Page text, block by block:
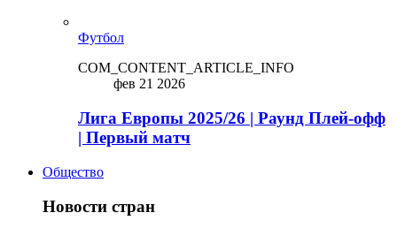
Футбол
COM_CONTENT_ARTICLE_INFO
фев 21 2026
Лига Европы 2025/26 | Раунд Плей-офф
| Первый матч
Общество
Новости стран